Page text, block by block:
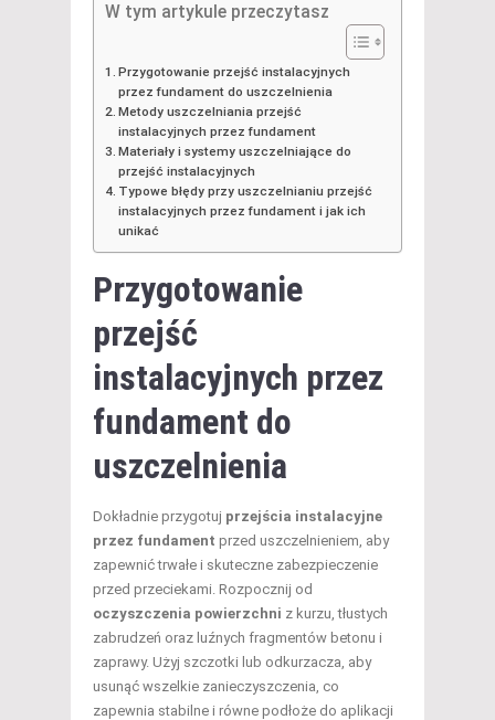
W tym artykule przeczytasz
Przygotowanie przejść instalacyjnych
przez fundament do uszczelnienia
Metody uszczelniania przejść
instalacyjnych przez fundament
Materiały i systemy uszczelniające do
przejść instalacyjnych
Typowe błędy przy uszczelnianiu przejść
instalacyjnych przez fundament i jak ich
unikać
Przygotowanie
przejść
instalacyjnych przez
fundament do
uszczelnienia
Dokładnie przygotuj przejścia instalacyjne
przez fundament przed uszczelnieniem, aby
zapewnić trwałe i skuteczne zabezpieczenie
przed przeciekami. Rozpocznij od
oczyszczenia powierzchni z kurzu, tłustych
zabrudzeń oraz luźnych fragmentów betonu i
zaprawy. Użyj szczotki lub odkurzacza, aby
usunąć wszelkie zanieczyszczenia, co
zapewnia stabilne i równe podłoże do aplikacji